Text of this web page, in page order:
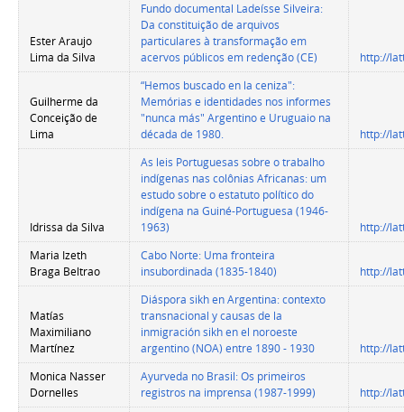
Ester Araujo
Lima da Silva
Fundo documental Ladeísse Silveira:
Da constituição de arquivos
particulares à transformação em
acervos públicos em redenção (CE)
http://
Guilherme da
Conceição de
Lima
“Hemos buscado en la ceniza":
Memórias e identidades nos informes
"nunca más" Argentino e Uruguaio na
década de 1980.
http://
Idrissa da Silva
As leis Portuguesas sobre o trabalho
indígenas nas colônias Africanas: um
estudo sobre o estatuto político do
indígena na Guiné-Portuguesa (1946-
1963)
http://
Maria Izeth
Braga Beltrao
Cabo Norte: Uma fronteira
insubordinada (1835-1840)
http://
Matías
Maximiliano
Martínez
Diáspora sikh en Argentina: contexto
transnacional y causas de la
inmigración sikh en el noroeste
argentino (NOA) entre 1890 - 1930
http://
Monica Nasser
Dornelles
Ayurveda no Brasil: Os primeiros
registros na imprensa (1987-1999)
http://